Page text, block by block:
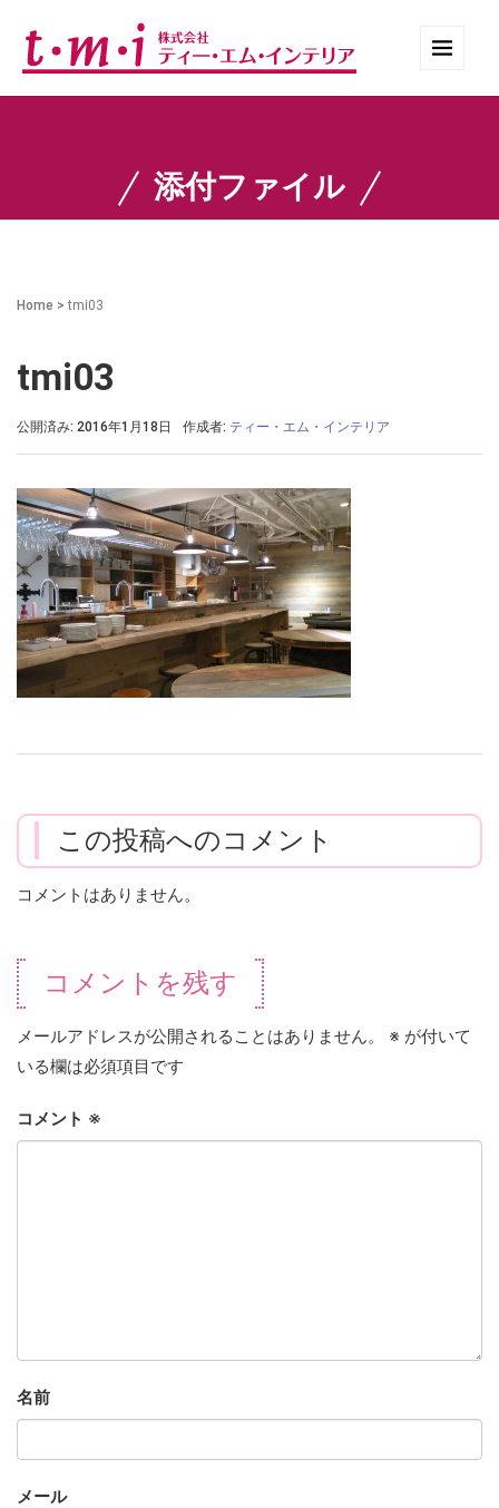
添付ファイル
Home >tmi03
tmi03
公開済み: 2016年1月18日 作成者: ティー・エム・インテリア
この投稿へのコメント
コメントはありません。
コメントを残す
メールアドレスが公開されることはありません。 ※ が付いて
いる欄は必須項目です
コメント ※
名前
メール